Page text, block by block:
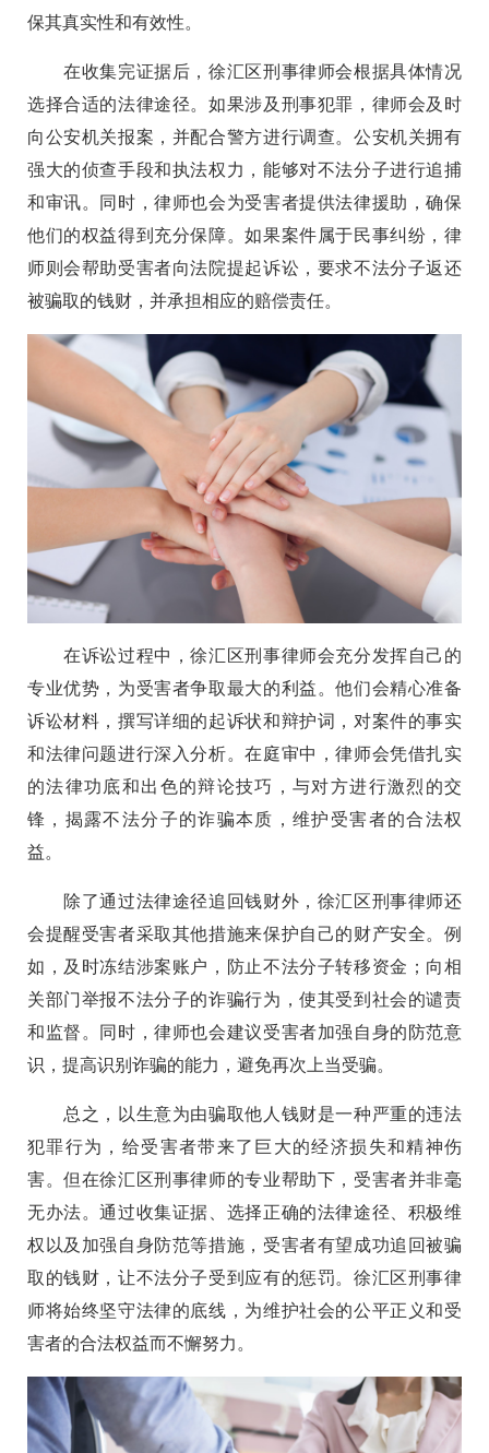
保其真实性和有效性。
在收集完证据后，徐汇区刑事律师会根据具体情况
选择合适的法律途径。如果涉及刑事犯罪，律师会及时
向公安机关报案，并配合警方进行调查。公安机关拥有
强大的侦查手段和执法权力，能够对不法分子进行追捕
和审讯。同时，律师也会为受害者提供法律援助，确保
他们的权益得到充分保障。如果案件属于民事纠纷，律
师则会帮助受害者向法院提起诉讼，要求不法分子返还
被骗取的钱财，并承担相应的赔偿责任。
在诉讼过程中，徐汇区刑事律师会充分发挥自己的
专业优势，为受害者争取最大的利益。他们会精心准备
诉讼材料，撰写详细的起诉状和辩护词，对案件的事实
和法律问题进行深入分析。在庭审中，律师会凭借扎实
的法律功底和出色的辩论技巧，与对方进行激烈的交
锋，揭露不法分子的诈骗本质，维护受害者的合法权
益。
除了通过法律途径追回钱财外，徐汇区刑事律师还
会提醒受害者采取其他措施来保护自己的财产安全。例
如，及时冻结涉案账户，防止不法分子转移资金；向相
关部门举报不法分子的诈骗行为，使其受到社会的谴责
和监督。同时，律师也会建议受害者加强自身的防范意
识，提高识别诈骗的能力，避免再次上当受骗。
总之，以生意为由骗取他人钱财是一种严重的违法
犯罪行为，给受害者带来了巨大的经济损失和精神伤
害。但在徐汇区刑事律师的专业帮助下，受害者并非毫
无办法。通过收集证据、选择正确的法律途径、积极维
权以及加强自身防范等措施，受害者有望成功追回被骗
取的钱财，让不法分子受到应有的惩罚。徐汇区刑事律
师将始终坚守法律的底线，为维护社会的公平正义和受
害者的合法权益而不懈努力。